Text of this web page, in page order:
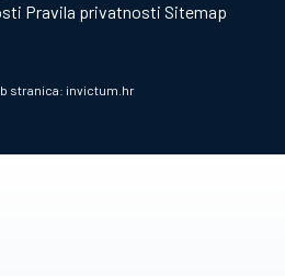
Pravila privatnosti Sitemap
stranica: invictum.hr